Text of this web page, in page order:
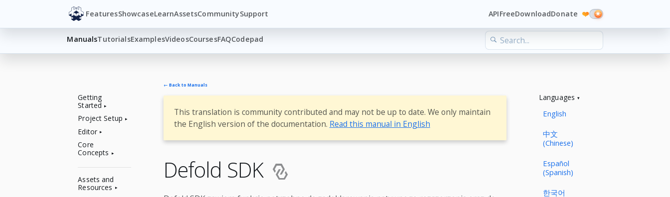
FeaturesShowcaseLearnAssetsCommunitySupport APIFreeDownloadDonate ❤️
ManualsTutorialsExamplesVideosCoursesFAQCodepad
Getting
Started
Project Setup
Editor
Core
Concepts
Assets and
Resources
← Back to Manuals
This translation is community contributed and may not be up to date. We only maintain
the English version of the documentation. Read this manual in English
Defold SDK
Languages
English
中文
(Chinese)
Español
(Spanish)
한국어